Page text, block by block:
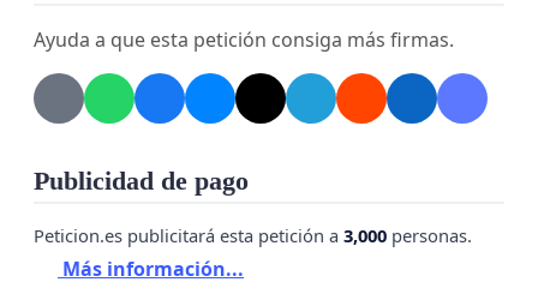
Ayuda a que esta petición consiga más firmas.
Publicidad de pago
Peticion.es publicitará esta petición a 3,000 personas.
Más información...